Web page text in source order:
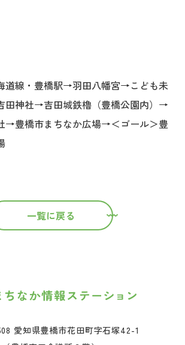
道線・豊橋駅→羽田八幡宮→こども未
田神社→吉田城鉄櫓（豊橋公園内）→
→豊橋市まちなか広場→＜ゴール＞豊
一覧に戻る
愛知県豊橋市花田町字石塚42-1